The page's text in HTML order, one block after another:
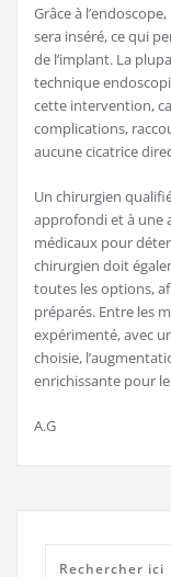
Grâce à
sera inséré, ce qui
de l’implant. La
technique
cette intervention,
complications,
aucune cicatrice
Un chirurgien
approfondi et à une
médicaux pour
chirurgien doit
toutes les options,
préparés. Entre les
expérimenté, avec
choisie,
enrichissante pour
A.G